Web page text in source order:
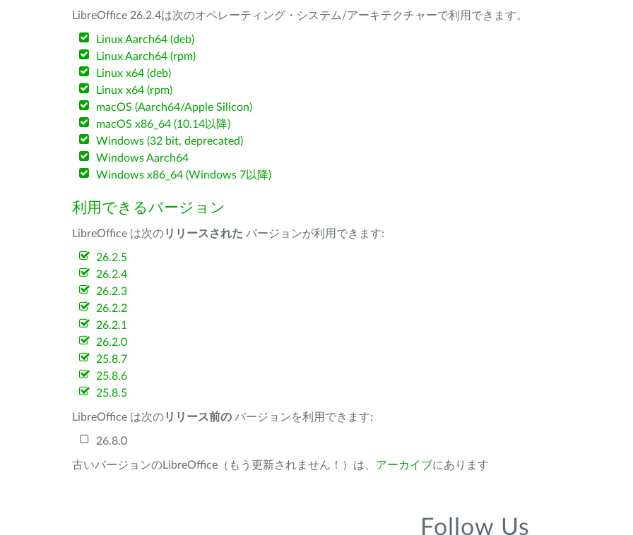
LibreOffice 26.2.4は次のオペレーティング・システム/アーキテクチャーで利用できます。
Linux Aarch64 (deb)
Linux Aarch64 (rpm)
Linux x64 (deb)
Linux x64 (rpm)
macOS (Aarch64/Apple Silicon)
macOS x86_64 (10.14以降)
Windows (32 bit, deprecated)
Windows Aarch64
Windows x86_64 (Windows 7以降)
利用できるバージョン
LibreOffice は次のリリースされた バージョンが利用できます:
26.2.5
26.2.4
26.2.3
26.2.2
26.2.1
26.2.0
25.8.7
25.8.6
25.8.5
LibreOffice は次のリリース前の バージョンを利用できます:
26.8.0
古いバージョンのLibreOffice（もう更新されません！）は、 アーカイブにあります
Follow Us